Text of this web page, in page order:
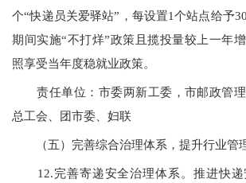
个“快递员关爱驿站”，每设置1个站点给予
期间实施“不打烊”政策且揽投量较上一年
照享受当年度稳就业政策。
责任单位：市委两新工委，市邮政管理
总工会、团市委、妇联
（五）完善综合治理体系，提升行业管
12.完善寄递安全治理体系。推进快递